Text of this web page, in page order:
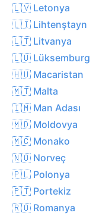
🇱🇻 Letonya
🇱🇮 Lihtenştayn
🇱🇹 Litvanya
🇱🇺 Lüksemburg
🇭🇺 Macaristan
🇲🇹 Malta
🇮🇲 Man Adası
🇲🇩 Moldovya
🇲🇨 Monako
🇳🇴 Norveç
🇵🇱 Polonya
🇵🇹 Portekiz
🇷🇴 Romanya